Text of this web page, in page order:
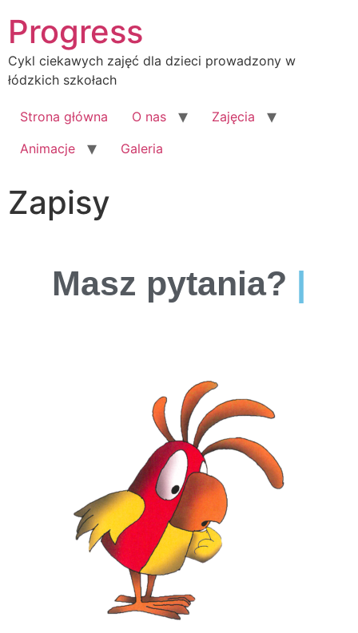
Progress
Cykl ciekawych zajęć dla dzieci prowadzony w
łódzkich szkołach
Strona główna O nas
Zajęcia
Animacje
Galeria
Zapisy
Masz pytania?